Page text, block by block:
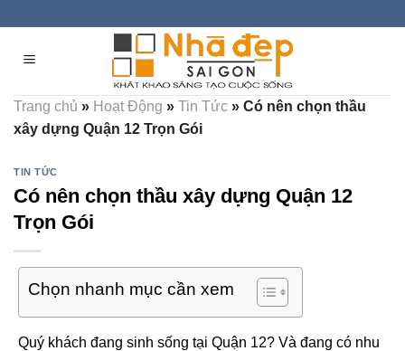
content
Trang chủ » Hoạt Động » Tin Tức » Có nên chọn thầu
xây dựng Quận 12 Trọn Gói
TIN TỨC
Có nên chọn thầu xây dựng Quận 12
Trọn Gói
Chọn nhanh mục cần xem
Quý khách đang sinh sống tại Quận 12? Và đang có nhu